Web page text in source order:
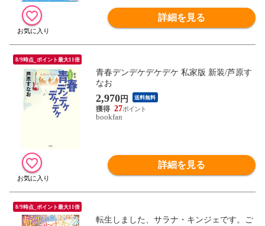
詳細を見る
8/9時点_ポイント最大11倍
青春デンデケデケデケ 私家版 新装/芦原す
なお
2,970円 送料無料
27
bookfan
詳細を見る
8/9時点_ポイント最大11倍
転生しました、サラナ・キンジェです。ご